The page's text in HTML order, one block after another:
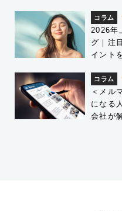
コラム
2026年
グ｜注
イント
コラム
＜メル
になる
会社が